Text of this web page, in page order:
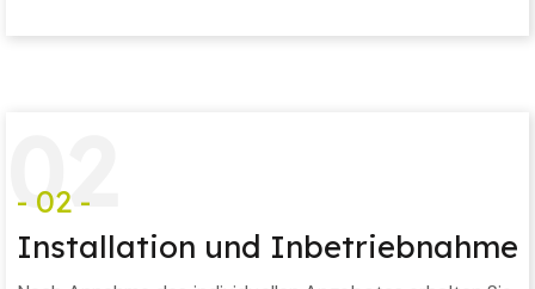
02
- 02 -
Installation und Inbetriebnahme